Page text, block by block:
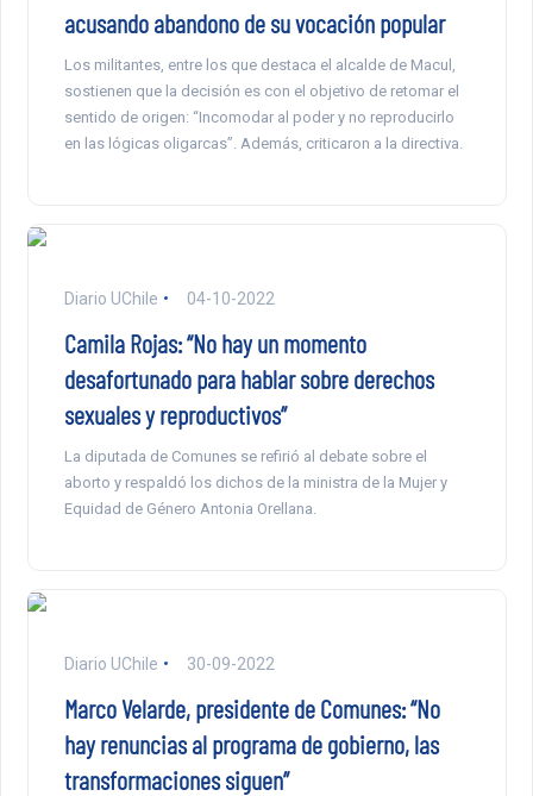
acusando abandono de su vocación popular
Los militantes, entre los que destaca el alcalde de Macul,
sostienen que la decisión es con el objetivo de retomar el
sentido de origen: “Incomodar al poder y no reproducirlo
en las lógicas oligarcas”. Además, criticaron a la directiva.
Diario UChile 04-10-2022
Camila Rojas: “No hay un momento
desafortunado para hablar sobre derechos
sexuales y reproductivos”
La diputada de Comunes se refirió al debate sobre el
aborto y respaldó los dichos de la ministra de la Mujer y
Equidad de Género Antonia Orellana.
Diario UChile 30-09-2022
Marco Velarde, presidente de Comunes: “No
hay renuncias al programa de gobierno, las
transformaciones siguen”